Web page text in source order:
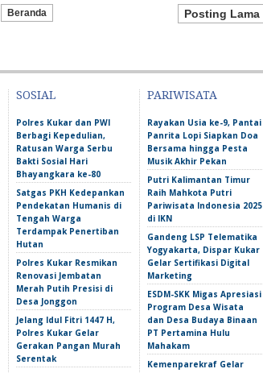
Posting Lama
Beranda
SOSIAL
Polres Kukar dan PWI
Berbagi Kepedulian,
Ratusan Warga Serbu
Bakti Sosial Hari
Bhayangkara ke-80
Satgas PKH Kedepankan
Pendekatan Humanis di
Tengah Warga
Terdampak Penertiban
Hutan
Polres Kukar Resmikan
Renovasi Jembatan
Merah Putih Presisi di
Desa Jonggon
Jelang Idul Fitri 1447 H,
Polres Kukar Gelar
Gerakan Pangan Murah
Serentak
PARIWISATA
Rayakan Usia ke-9, Pantai
Panrita Lopi Siapkan Doa
Bersama hingga Pesta
Musik Akhir Pekan
Putri Kalimantan Timur
Raih Mahkota Putri
Pariwisata Indonesia 2025
di IKN
Gandeng LSP Telematika
Yogyakarta, Dispar Kukar
Gelar Sertifikasi Digital
Marketing
ESDM-SKK Migas Apresiasi
Program Desa Wisata
dan Desa Budaya Binaan
PT Pertamina Hulu
Mahakam
Kemenparekraf Gelar